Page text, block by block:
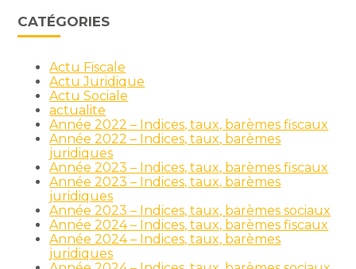
CATÉGORIES
Actu Fiscale
Actu Juridique
Actu Sociale
actualite
Année 2022 – Indices, taux, barèmes fiscaux
Année 2022 – Indices, taux, barèmes
juridiques
Année 2023 – Indices, taux, barèmes fiscaux
Année 2023 – Indices, taux, barèmes
juridiques
Année 2023 – Indices, taux, barèmes sociaux
Année 2024 – Indices, taux, barèmes fiscaux
Année 2024 – Indices, taux, barèmes
juridiques